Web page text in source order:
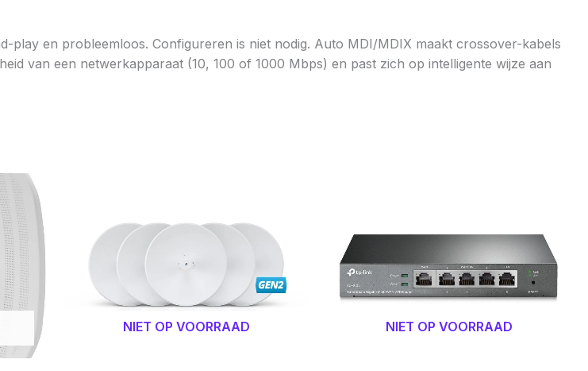
play en probleemloos. Configureren is niet nodig. Auto MDI/MDIX maakt crossover-kabels
van een netwerkapparaat (10, 100 of 1000 Mbps) en past zich op intelligente wijze aan
NIET OP VOORRAAD NIET OP VOORRAAD